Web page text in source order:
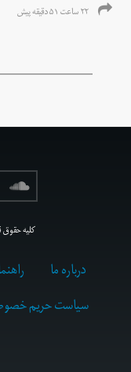
۲۲ ساعت ۵۱ دقیقه پیش
کلیه حقوق
درباره ما
سیاست حریم